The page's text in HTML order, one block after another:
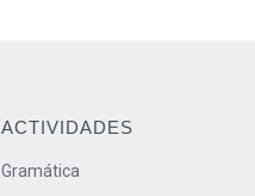
ACTIVIDADES
Gramática